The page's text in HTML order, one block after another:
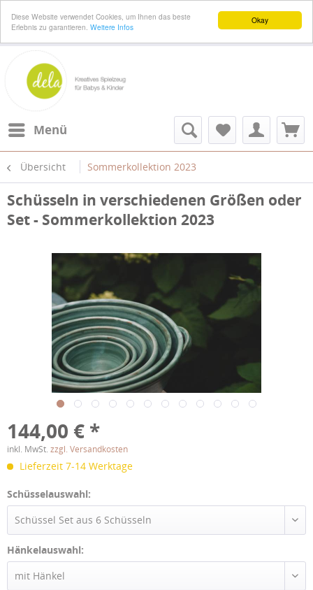
Okay
Diese Website verwendet Cookies, um Ihnen das beste
Erlebnis zu garantieren. Weitere Infos
Menü
Übersicht Sommerkollektion 2023
Schüsseln in verschiedenen Größen oder
Set - Sommerkollektion 2023
144,00 € *
inkl. MwSt. zzgl. Versandkosten
Lieferzeit 7-14 Werktage
Schüsselauswahl:
Schüssel Set aus 6 Schüsseln
Hänkelauswahl:
mit Hänkel